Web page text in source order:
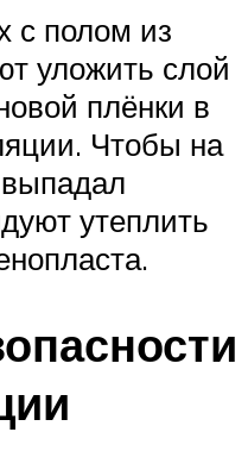
с полом из
уложить слой
плёнки в
Чтобы на
утеплить